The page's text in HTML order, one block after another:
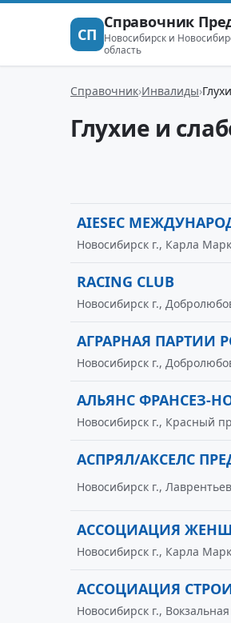
СП
Справочник
Новосибирск и
область
Справочник Инвалиды
Глухие и
AIESEC
Новосибирск г., Карла
RACING CLUB
Новосибирск г.,
АГРАРНАЯ ПАРТИИ
Новосибирск г.,
АЛЬЯНС ФРАНСЕЗ-
Новосибирск г., Красный
АСПРЯЛ/АКСЕЛС
Новосибирск г.,
АССОЦИАЦИЯ
Новосибирск г., Карла
АССОЦИАЦИЯ
Новосибирск г.,